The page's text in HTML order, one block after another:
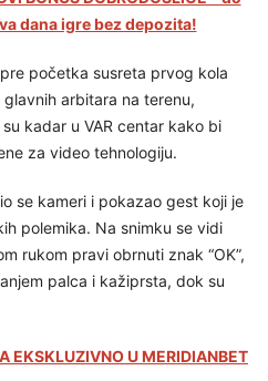
dana igre bez depozita!
početka susreta prvog kola
arbitara na terenu,
kadar u VAR centar kako bi
za video tehnologiju.
se kameri i pokazao gest koji je
polemika. Na snimku se vidi
rukom pravi obrnuti znak “OK”,
palca i kažiprsta, dok su
EKSKLUZIVNO U MERIDIANBET